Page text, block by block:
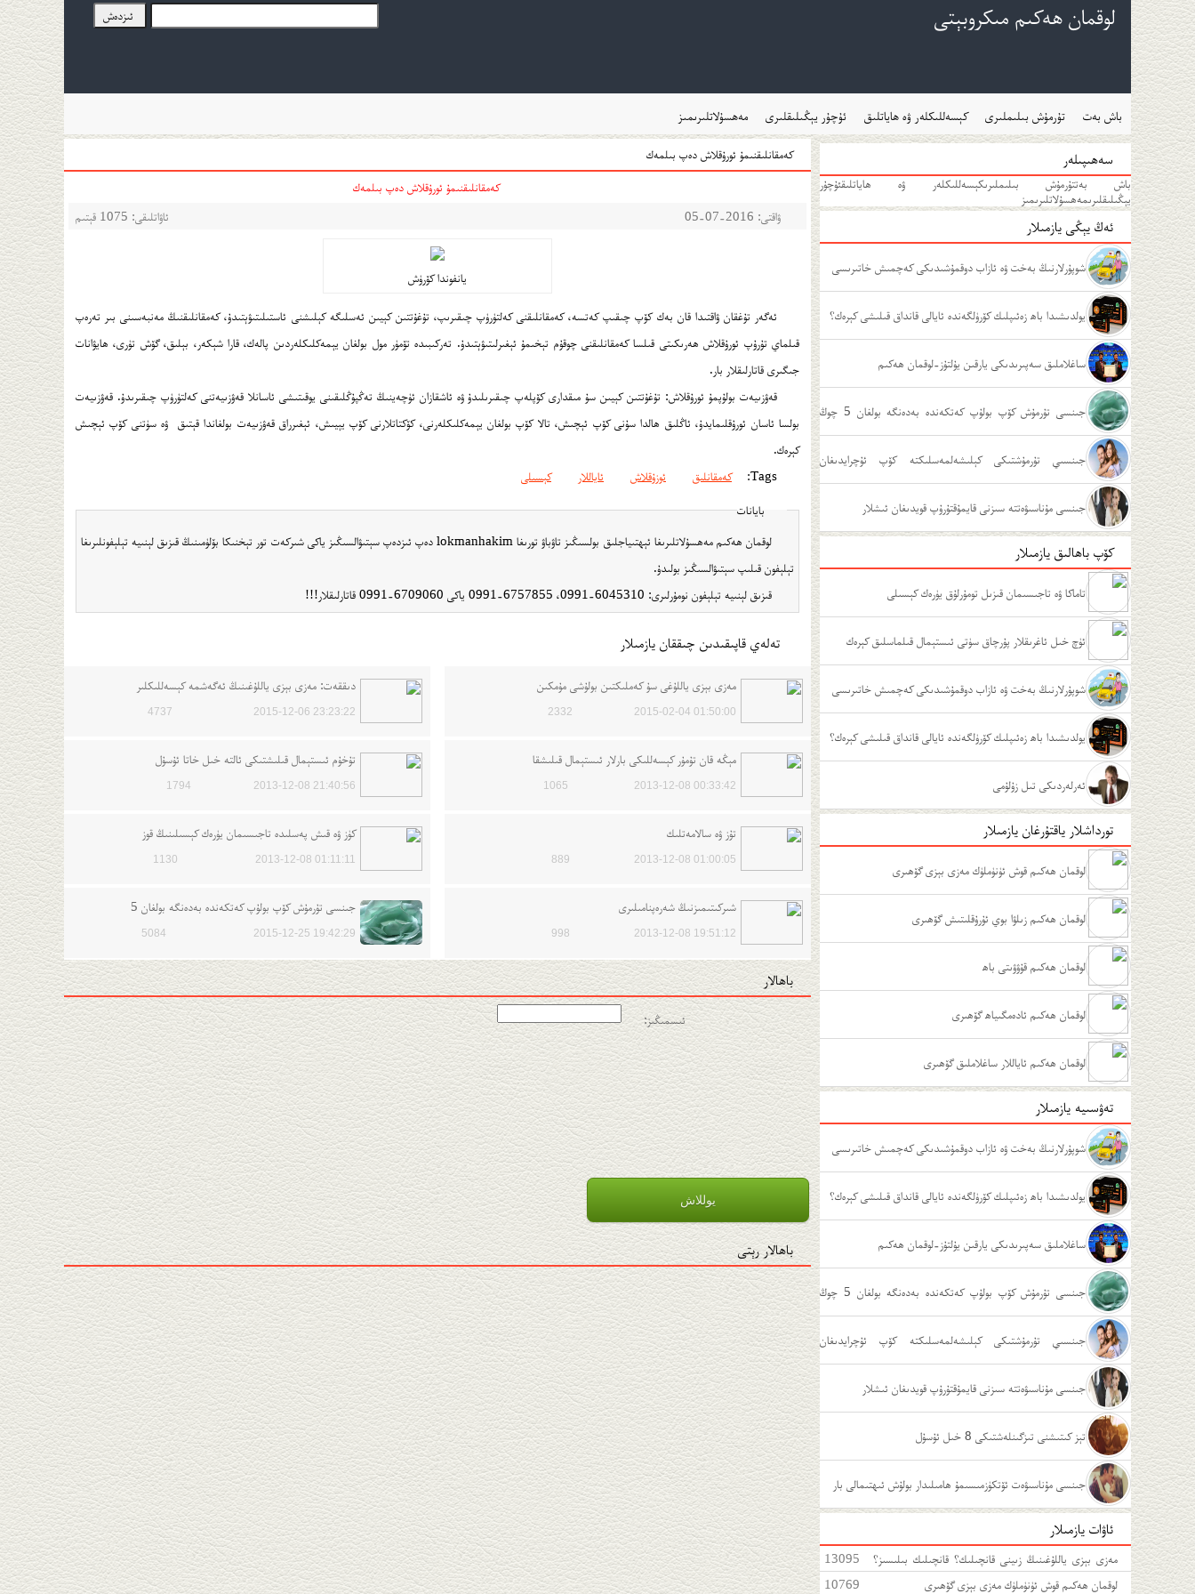
لوقمان ھەكىم مىكروبېتى
باش بەت تۇرمۇش بىلىملىرى كېسەللىكلەر ۋە ھاياتلىق ئۇچۇر يېڭىلىقلىرى مەھسۇلاتلىرىمىز
سەھىپىلەر
باش بەتتۇرمۇش بىلىملىرىكېسەللىكلەر ۋە ھاياتلىقئۇچۇر
يېڭىلىقلىرىمەھسۇلاتلىرىمىز
ئەڭ يېڭى يازمىلار
شوپۇرلارنىڭ بەخت ۋە ئازاب دوقمۇشىدىكى كەچمىش خاتىرىسى
يولدىشىدا باھ زەئىپلىك كۆرۈلگەندە ئايالى قانداق قىلىشى كېرەك؟
ساغلاملىق سەپىرىدىكى يارقىن يۇلتۇز-لوقمان ھەكىم
جىنسى تۇرمۇش كۆپ بولۇپ كەتكەندە بەدەنگە بولغان 5 چوڭ
زىيىنى جىنسىي تۇرمۇشتىكى كېلىشەلمەسلىكتە كۆپ ئۇچرايدىغان
ئەھۋاللار جىنسى مۇناسىۋەتتە سىزنى قايمۇقتۇرۇپ قويدىغان ئىشلار
كۆپ باھالىق يازمىلار
تاماكا ۋە تاجىسىمان قىزىل تومۇرلۇق يۈرەك كېسىلى
ئۈچ خىل ئاغرىقلار پۇرچاق سۈتى ئىستېمال قىلماسلىق كېرەك
شوپۇرلارنىڭ بەخت ۋە ئازاب دوقمۇشىدىكى كەچمىش خاتىرىسى
يولدىشىدا باھ زەئىپلىك كۆرۈلگەندە ئايالى قانداق قىلىشى كېرەك؟
ئەرلەردىكى تىل زۇلۇمى
تورداشلار ياقتۇرغان يازمىلار
لوقمان ھەكىم قوش ئۈنۈملۈك مەزى بېزى گۆھىرى
لوقمان ھەكىم زىلۋا بوي ئۇرۇقلىتىش گۆھىرى
لوقمان ھەكىم قۇۋۋىتى باھ
لوقمان ھەكىم ئادەمگىياھ گۆھىرى
لوقمان ھەكىم ئاياللار ساغلاملىق گۆھىرى
تەۋسىيە يازمىلار
شوپۇرلارنىڭ بەخت ۋە ئازاب دوقمۇشىدىكى كەچمىش خاتىرىسى
يولدىشىدا باھ زەئىپلىك كۆرۈلگەندە ئايالى قانداق قىلىشى كېرەك؟
ساغلاملىق سەپىرىدىكى يارقىن يۇلتۇز-لوقمان ھەكىم
جىنسى تۇرمۇش كۆپ بولۇپ كەتكەندە بەدەنگە بولغان 5 چوڭ
زىيىنى جىنسىي تۇرمۇشتىكى كېلىشەلمەسلىكتە كۆپ ئۇچرايدىغان
ئەھۋاللار جىنسى مۇناسىۋەتتە سىزنى قايمۇقتۇرۇپ قويدىغان ئىشلار
تېز كىتىشنى تىزگىنلەشتىكى 8 خىل ئۇسۇل
جىنسى مۇناسىۋەت ئۆتكۈزمىسىمۇ ھامىلىدار بولۇش ئىھتىمالى بار
ئاۋات يازمىلار
13095
مەزى بېزى ياللۇغىنىڭ زىينى قانچىلىك؟ قانچىلىك بىلىسىز؟
مەزى بېزى ياللۇغىغا قەتئى سەل قارىماڭ!
10769 لوقمان ھەكىم قوش ئۈنۈملۈك مەزى بېزى گۆھىرى
كەمقانلىقنىمۇ ئورۇقلاش دەپ بىلمەك
كەمقانلىقنىمۇ ئورۇقلاش دەپ بىلمەك
ۋاقتى: 2016-07-05 ئاۋاتلىقى: 1075 قېتىم
يانفوندا كۆرۈش
ئەگەر تۇغقان ۋاقتىدا قان بەك كۆپ چىقىپ كەتسە، كەمقانلىقنى كەلتۈرۈپ چىقىرىپ، تۇغۇتتىن كېيىن ئەسلىگە كېلىشنى ئاستىلىتىۋېتىدۇ، كەمقانلىقنىڭ مەنبەسىنى بىر تەرەپ
قىلماي تۇرۇپ ئورۇقلاش ھەرىكىتى قىلسا كەمقانلىقنى چوقۇم تېخىمۇ ئېغىرلىتىۋېتىدۇ. تەركىبىدە تۆمۈر مول بولغان يېمەكلىكلەردىن پالەك، قارا شېكەر، بېلىق، گۆش تۈرى، ھايۋانات
جىگىرى قاتارلىقلار بار.
قەۋزىيەت بولۇپمۇ ئورۇقلاش: تۇغۇتتىن كېيىن سۇ مىقدارى كۆپلەپ چىقىرىلىدۇ ۋە ئاشقازان ئۈچەينىڭ تەڭپۇڭلىقىنى يوقىتىشى ئاسانلا قەۋزىيەتنى كەلتۈرۈپ چىقىرىدۇ. قەۋزىيەت
بولسا ئاسان ئورۇقلىمايدۇ، ئاڭلىق ھالدا سۇنى كۆپ ئېچىش، تالا كۆپ بولغان يېمەكلىكلەرنى، كۆكتاتلارنى كۆپ يېيىش، ئېغىرراق قەۋزىيەت بولغاندا قېتىق ۋە سۈتنى كۆپ ئېچىش
كېرەك.
Tags:
كەمقانلىق ئوزۇقلاش ئاياللار كېسىلى
بايانات
لوقمان ھەكىم مەھسۇلاتلىرىغا ئېھتىياجلىق بولسىڭىز تاۋباۋ تورىغا lokmanhakim دەپ ئىزدەپ سېتىۋالسىڭىز ياكى شىركەت تور تېخنىكا بۆلۈمىنىڭ قىزىق لېنىيە تېلېفونلىرىغا
تېلېفون قىلىپ سېتىۋالسىڭىز بولىدۇ.
قىزىق لېنىيە تېلېفون نومۇرلىرى: 6045310-0991، 6757855-0991 ياكى 6709060-0991 قاتارلىقلار!!!
تەلەي قاپىقىدىن چىققان يازمىلار
مەزى بېزى ياللۇغى سۇ كەملىكتىن بولۇشى مۇمكىن
2015-02-04 01:50:00
2332
دىققەت: مەزى بېزى ياللۇغىنىڭ ئەگەشمە كېسەللىكلىر
2015-12-06 23:23:22
4737
مېڭە قان تۇمۇر كېسەللىكى بارلار ئىستېمال قىلىشقا
2013-12-08 00:33:42
1065
تۇخۇم ئىستېمال قىلىشتىكى ئالتە خىل خاتا ئۇسۇل
2013-12-08 21:40:56
1794
تۇز ۋە سالامەتلىك
2013-12-08 01:00:05
889
كۈز ۋە قىش پەسلىدە تاجىسىمان يۈرەك كېسىلىنىڭ قوز
2013-12-08 01:11:11
1130
شىركىتىمىزنىڭ شەرەپنامىلىرى
2013-12-08 19:51:12
998
جىنسى تۇرمۇش كۆپ بولۇپ كەتكەندە بەدەنگە بولغان 5
2015-12-25 19:42:29
5084
باھالار
ئىسمىڭىز:
باھالار رېتى